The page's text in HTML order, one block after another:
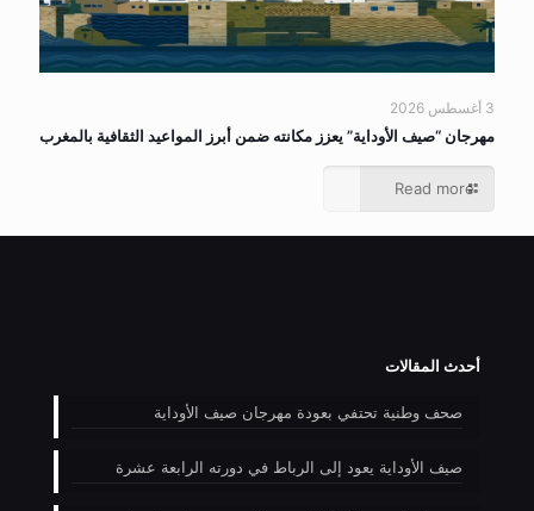
3 أغسطس 2026
مهرجان “صيف الأوداية” يعزز مكانته ضمن أبرز المواعيد الثقافية بالمغرب
Read more
أحدث المقالات
صحف وطنية تحتفي بعودة مهرجان صيف الأوداية
صيف الأوداية يعود إلى الرباط في دورته الرابعة عشرة